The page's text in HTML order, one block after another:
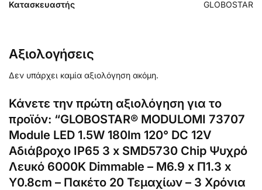
Κατασκευαστής GLOBOSTAR
Αξιολογήσεις
Δεν υπάρχει καμία αξιολόγηση ακόμη.
Κάνετε την πρώτη αξιολόγηση για το
προϊόν: “GLOBOSTAR® MODULOMI 73707
Module LED 1.5W 180lm 120° DC 12V
Αδιάβροχο IP65 3 x SMD5730 Chip Ψυχρό
Λευκό 6000K Dimmable – Μ6.9 x Π1.3 x
Υ0.8cm – Πακέτο 20 Τεμαχίων – 3 Χρόνια